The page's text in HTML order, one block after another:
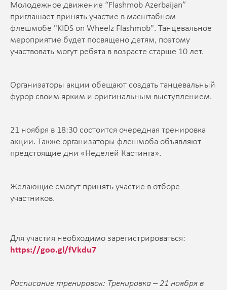
Молодежное движение “Flashmob Azerbaijan”
приглашает принять участие в масштабном
флешмобе "KIDS on Wheelz Flashmob". Танцевальное
мероприятие будет посвящено детям, поэтому
участвовать могут ребята в возрасте старше 10 лет.
Организаторы акции обещают создать танцевальный
фурор своим ярким и оригинальным выступлением.
21 ноября в 18:30 состоится очередная тренировка
акции. Также организаторы флешмоба объявляют
предстоящие дни «Неделей Кастинга».
Желающие смогут принять участие в отборе
участников.
Для участия необходимо зарегистрироваться:
https://goo.gl/fVkdu7
Расписание тренировок: Тренировка – 21 ноября в